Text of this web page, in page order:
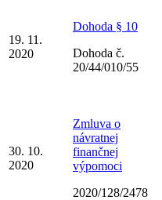
19. 11.
2020
Dohoda § 10
Dohoda č.
20/44/010/55
30. 10.
2020
Zmluva o
návratnej
finančnej
výpomoci
2020/128/2478